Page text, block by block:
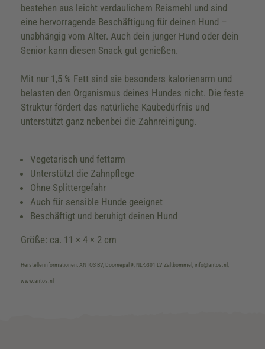
bestehen aus leicht verdaulichem Reismehl und sind
eine hervorragende Beschäftigung für deinen Hund –
unabhängig vom Alter. Auch dein junger Hund oder dein
Senior kann diesen Snack gut genießen.
Mit nur 1,5 % Fett sind sie besonders kalorienarm und
belasten den Organismus deines Hundes nicht. Die feste
Struktur fördert das natürliche Kaubedürfnis und
unterstützt ganz nebenbei die Zahnreinigung.
Vegetarisch und fettarm
Unterstützt die Zahnpflege
Ohne Splittergefahr
Auch für sensible Hunde geeignet
Beschäftigt und beruhigt deinen Hund
Größe: ca. 11 × 4 × 2 cm
Herstellerinformationen: ANTOS BV, Doornepal 9, NL-5301 LV Zaltbommel, info@antos.nl,
www.antos.nl